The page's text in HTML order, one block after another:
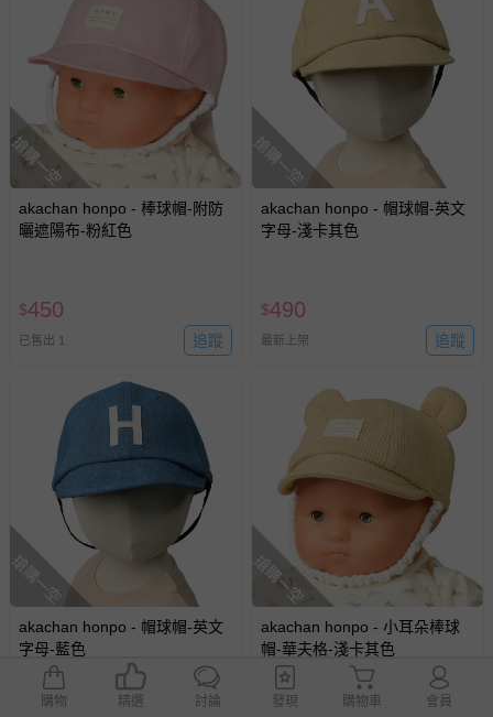
搶購一空
akachan honpo - 棒球帽-附防
曬遮陽布-粉紅色
$450
已售出 1 追蹤
搶購一空
akachan honpo - 帽球帽-英文
字母-淺卡其色
$490
最新上架 追蹤
搶購一空
akachan honpo - 帽球帽-英文
字母-藍色
搶購一空
akachan honpo - 小耳朵棒球
帽-華夫格-淺卡其色
購物 精選 討論 發現 購物車 會員